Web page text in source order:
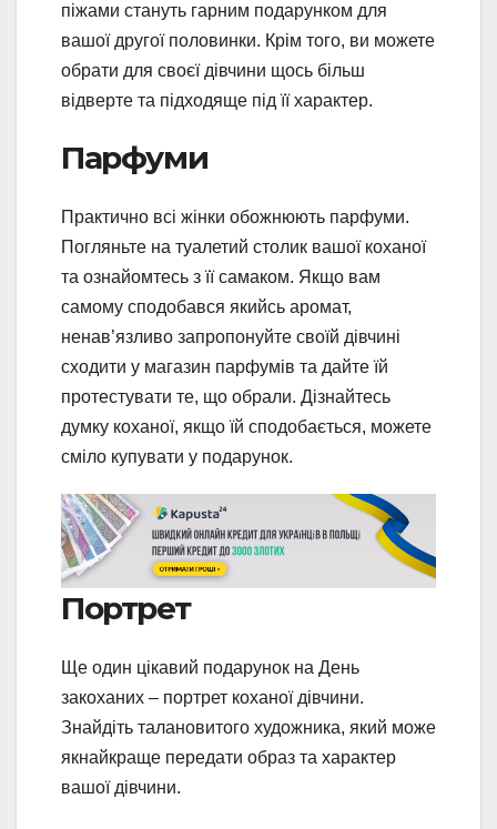
піжами стануть гарним подарунком для
вашої другої половинки. Крім того, ви можете
обрати для своєї дівчини щось більш
відверте та підходяще під її характер.
Парфуми
Практично всі жінки обожнюють парфуми.
Погляньте на туалетий столик вашої коханої
та ознайомтесь з її самаком. Якщо вам
самому сподобався якийсь аромат,
ненав’язливо запропонуйте своїй дівчині
сходити у магазин парфумів та дайте їй
протестувати те, що обрали. Дізнайтесь
думку коханої, якщо їй сподобається, можете
сміло купувати у подарунок.
Портрет
Ще один цікавий подарунок на День
закоханих – портрет коханої дівчини.
Знайдіть талановитого художника, який може
якнайкраще передати образ та характер
вашої дівчини.